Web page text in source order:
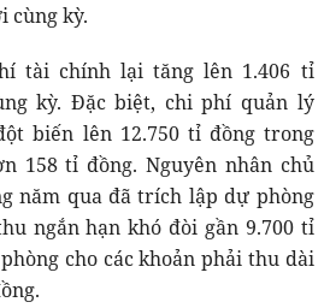
cùng kỳ.
tài chính lại tăng lên 1.406 tỉ
kỳ. Đặc biệt, chi phí quản lý
biến lên 12.750 tỉ đồng trong
158 tỉ đồng. Nguyên nhân chủ
năm qua đã trích lập dự phòng
ngắn hạn khó đòi gần 9.700 tỉ
cho các khoản phải thu dài